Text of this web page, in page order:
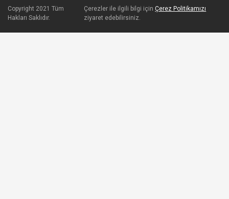
Copyright 2021 Tüm
Hakları Saklıdır.
Çerezler ile ilgili bilgi içinÇerez Politikamızı
ziyaret edebilirsiniz.